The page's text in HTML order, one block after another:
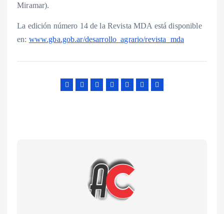
Miramar).
La edición número 14 de la Revista MDA está disponible
en: www.gba.gob.ar/desarrollo_agrario/revista_mda